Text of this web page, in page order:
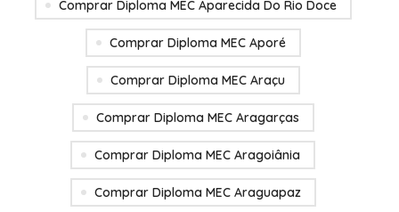
Comprar Diploma MEC Aparecida Do Rio Doce
Comprar Diploma MEC Aporé
Comprar Diploma MEC Araçu
Comprar Diploma MEC Aragarças
Comprar Diploma MEC Aragoiânia
Comprar Diploma MEC Araguapaz